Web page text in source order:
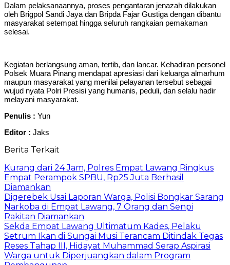
Dalam pelaksanaannya, proses pengantaran jenazah dilakukan
oleh Brigpol Sandi Jaya dan Bripda Fajar Gustiga dengan dibantu
masyarakat setempat hingga seluruh rangkaian pemakaman
selesai.
Kegiatan berlangsung aman, tertib, dan lancar. Kehadiran personel
Polsek Muara Pinang mendapat apresiasi dari keluarga almarhum
maupun masyarakat yang menilai pelayanan tersebut sebagai
wujud nyata Polri Presisi yang humanis, peduli, dan selalu hadir
melayani masyarakat.
Penulis : Yun
Editor : Jaks
Berita Terkait
Kurang dari 24 Jam, Polres Empat Lawang Ringkus
Empat Perampok SPBU, Rp25 Juta Berhasil
Diamankan
Digerebek Usai Laporan Warga, Polisi Bongkar Sarang
Narkoba di Empat Lawang, 7 Orang dan Senpi
Rakitan Diamankan
Sekda Empat Lawang Ultimatum Kades, Pelaku
Setrum Ikan di Sungai Musi Terancam Ditindak Tegas
Reses Tahap III, Hidayat Muhammad Serap Aspirasi
Warga untuk Diperjuangkan dalam Program